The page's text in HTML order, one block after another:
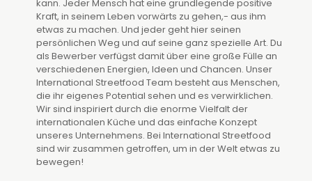
kann. Jeder Mensch hat eine grundlegende positive
Kraft, in seinem Leben vorwärts zu gehen,- aus ihm
etwas zu machen. Und jeder geht hier seinen
persönlichen Weg und auf seine ganz spezielle Art. Du
als Bewerber verfügst damit über eine große Fülle an
verschiedenen Energien, Ideen und Chancen. Unser
International Streetfood Team besteht aus Menschen,
die ihr eigenes Potential sehen und es verwirklichen.
Wir sind inspiriert durch die enorme Vielfalt der
internationalen Küche und das einfache Konzept
unseres Unternehmens. Bei International Streetfood
sind wir zusammen getroffen, um in der Welt etwas zu
bewegen!